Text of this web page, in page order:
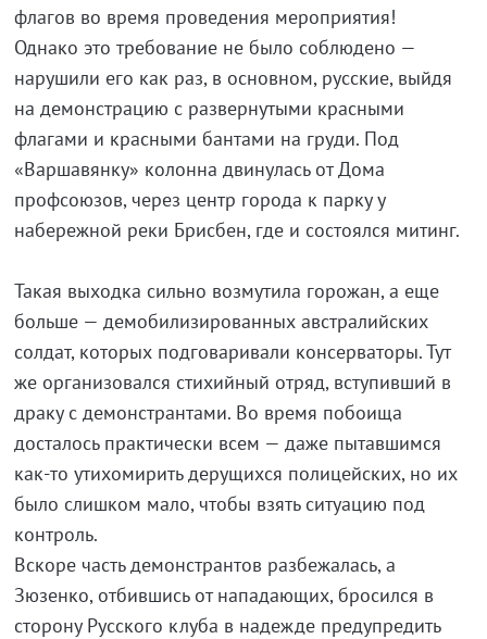
флагов во время проведения мероприятия!
Однако это требование не было соблюдено —
нарушили его как раз, в основном, русские, выйдя
на демонстрацию с развернутыми красными
флагами и красными бантами на груди. Под
«Варшавянку» колонна двинулась от Дома
профсоюзов, через центр города к парку у
набережной реки Брисбен, где и состоялся митинг.
Такая выходка сильно возмутила горожан, а еще
больше — демобилизированных австралийских
солдат, которых подговаривали консерваторы. Тут
же организовался стихийный отряд, вступивший в
драку с демонстрантами. Во время побоища
досталось практически всем — даже пытавшимся
как-то утихомирить дерущихся полицейских, но их
было слишком мало, чтобы взять ситуацию под
контроль.
Вскоре часть демонстрантов разбежалась, а
Зюзенко, отбившись от нападающих, бросился в
сторону Русского клуба в надежде предупредить